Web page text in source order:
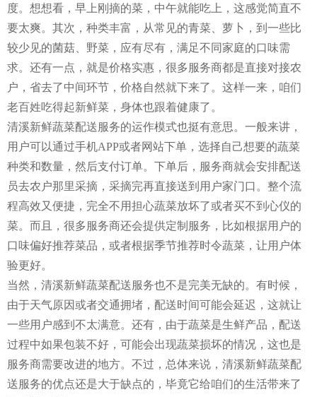
度。想想看，早上刚摘的菜，中午就能吃上，这感觉简直不
要太爽。其次，种类丰富，从常见的青菜、萝卜，到一些比
较少见的菌菇、野菜，应有尽有，满足不同家庭的口味需
求。还有一点，就是价格实惠，很多服务商都是直接对接农
户，省去了中间环节，价格自然就下来了。这样一来，咱们
老百姓吃得起新鲜菜，身体也跟着健康了。
清溪新鲜蔬菜配送服务的运作模式也挺有意思。一般来讲，
用户可以通过手机APP或者网站下单，选择自己想要的蔬菜
种类和数量，然后支付订单。下单后，服务商就会安排配送
员去农户那里采摘，采摘完再直接送到用户家门口。整个流
程高效又便捷，完全不用担心蔬菜放坏了或者买不到心仪的
菜。而且，很多服务商还会提供定制服务，比如根据用户的
口味偏好推荐菜品，或者根据季节推荐时令蔬菜，让用户体
验更好。
当然，清溪新鲜蔬菜配送服务也不是完美无缺的。有时候，
由于天气原因或者交通拥堵，配送时间可能会延迟，这就让
一些用户感到不太满意。还有，由于蔬菜是生鲜产品，配送
过程中如果包装不好，可能会出现蔬菜损坏的情况，这也是
服务商需要改进的地方。不过，总体来说，清溪新鲜蔬菜配
送服务的优点还是大于缺点的，毕竟它给咱们的生活带来了